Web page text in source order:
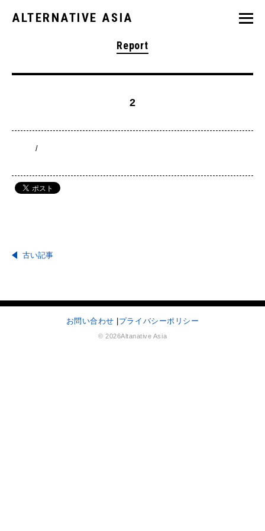
ALTERNATIVE ASIA
Report
2
/
古い記事
お問い合わせ プライバシーポリシー
© 2026Altanative Asia